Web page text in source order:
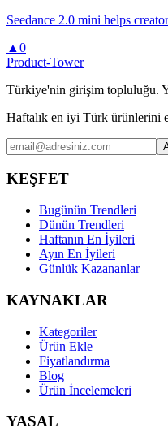
Seedance 2.0 mini helps
▲ 0
Product-Tower
Türkiye'nin girişim topluluğu.
Haftalık en iyi Türk ürünlerini
KEŞFET
Bugünün Trendleri
Dünün Trendleri
Haftanın En İyileri
Ayın En İyileri
Günlük Kazananlar
KAYNAKLAR
Kategoriler
Ürün Ekle
Fiyatlandırma
Blog
Ürün İncelemeleri
YASAL